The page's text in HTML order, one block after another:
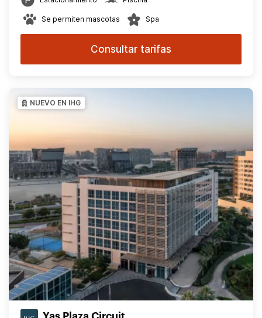
Se permiten mascotas Spa
Consultar tarifas
NUEVO EN IHG